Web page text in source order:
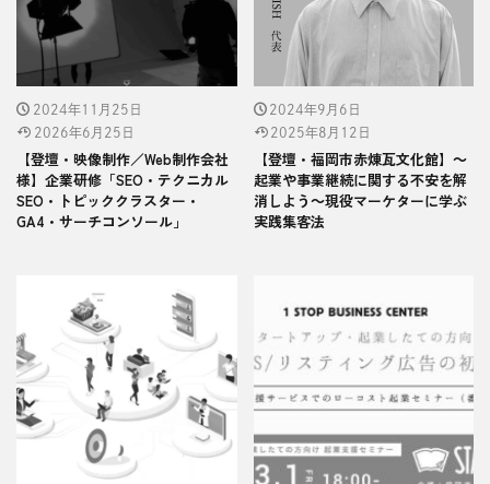
2024年11月25日
2026年6月25日
【登壇・映像制作／Web制作会社
様】企業研修「SEO・テクニカル
SEO・トピッククラスター・
GA4・サーチコンソール」
2024年9月6日
2025年8月12日
【登壇・福岡市赤煉瓦文化館】～
起業や事業継続に関する不安を解
消しよう～現役マーケターに学ぶ
実践集客法